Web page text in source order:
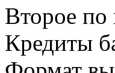
Второе
Кредиты